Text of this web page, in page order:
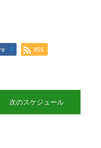
RSS
次のスケジュール